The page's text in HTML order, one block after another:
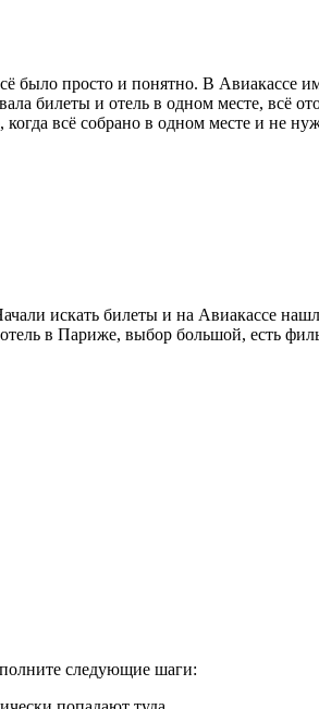
было просто и понятно. В Авиакассе
билеты и отель в одном месте, всё
всё собрано в одном месте и не
искать билеты и на Авиакассе
в Париже, выбор большой, есть
следующие шаги: